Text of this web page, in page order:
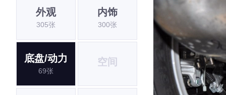
外观
305张
内饰
300张
底盘/动力
69张
空间